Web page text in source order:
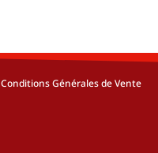
Conditions Générales de Vente